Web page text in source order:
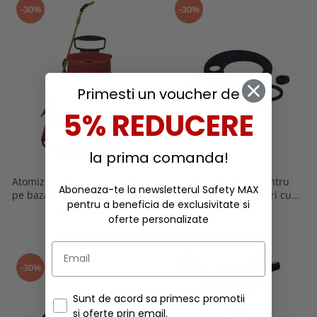
Buzunare externe
Echipamente specializate
Echipamente muncitori ferma
Echipamente veterinari
Echipamente mulgatori
Echipamente trimeri ongloane
Masti protectie
Manusi protectie
Casti si antifoane protectie
Menghine si prese
-30%
Atomizor 5 litri pentru lacuri
pe baza de apa cu actionare
manuala, Spear & Jackson
190,70 RON
-30%
Set 6 garnituri pentru
atomizorul de 2 litri cu
actionare manuala, Spear &
7,87 RON
-30%
Primesti un voucher de
5% REDUCERE
la prima comanda!
Aboneaza-te la newsletterul Safety MAX
pentru a beneficia de exclusivitate si
oferte personalizate
Sunt de acord sa primesc promotii
si oferte prin email.